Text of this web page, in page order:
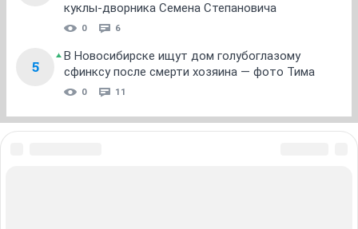
куклы-дворника Семена Степановича
0 6
5
В Новосибирске ищут дом голубоглазому
сфинксу после смерти хозяина — фото Тима
0 11